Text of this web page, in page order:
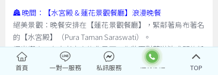
🏯 晚間：【水宮殿 & 蓮花景觀餐廳】浪漫晚餐
絕美景觀：晚餐安排在【蓮花景觀餐廳】，緊鄰著烏布著名
的【水宮殿】（Pura Taman Saraswati）。
燭光饗宴：在古老寺廟的背景下，您將面對著滿池盛開的粉
紅蓮花，伴隨著峇里島傳統舞蹈（有時需視表演時間而
首頁 一對一服務 私訊服務 TOP